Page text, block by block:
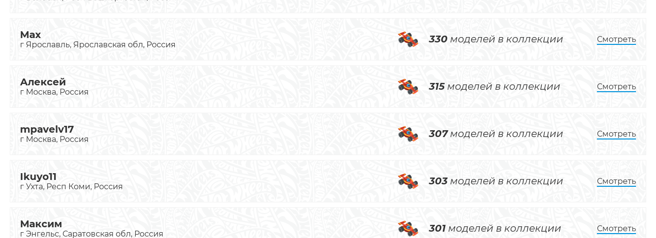
Max
г Ярославль, Ярославская обл, Россия 330 моделей в коллекции Смотреть
Алексей
г Москва, Россия 315моделей в коллекции Смотреть
mpavelv17
г Москва, Россия 307моделей в коллекции Смотреть
Ikuyo11
г Ухта, Респ Коми, Россия 303 моделей в коллекции Смотреть
Максим
г Энгельс, Саратовская обл, Россия 301 моделей в коллекции Смотреть